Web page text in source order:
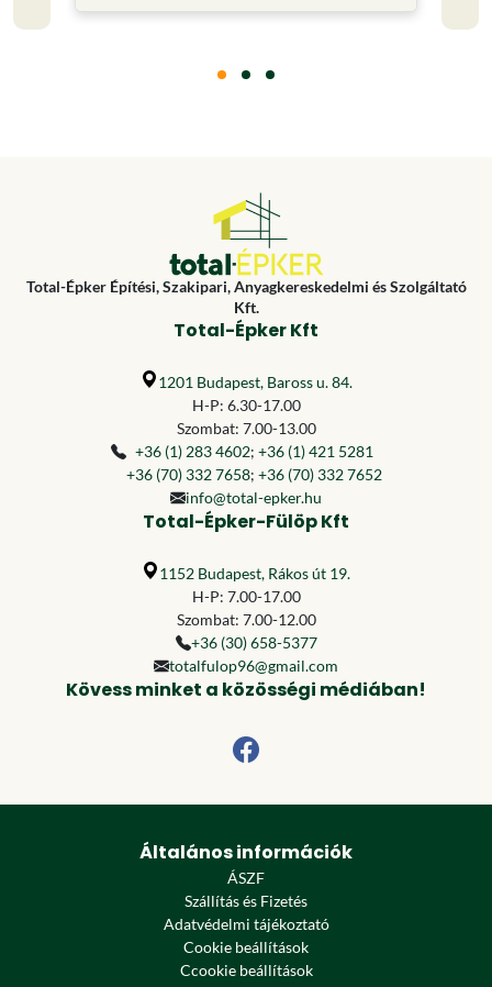
Total-Épker Építési, Szakipari, Anyagkereskedelmi és Szolgáltató
Kft.
Total-Épker Kft
1201 Budapest, Baross u. 84.
H-P: 6.30-17.00
Szombat: 7.00-13.00
+36 (1) 283 4602; +36 (1) 421 5281
+36 (70) 332 7658; +36 (70) 332 7652
info@total-epker.hu
Total-Épker-Fülöp Kft
1152 Budapest, Rákos út 19.
H-P: 7.00-17.00
Szombat: 7.00-12.00
+36 (30) 658-5377
totalfulop96@gmail.com
Kövess minket a közösségi médiában!
Általános információk
ÁSZF
Szállítás és Fizetés
Adatvédelmi tájékoztató
Cookie beállítások
Ccookie beállítások